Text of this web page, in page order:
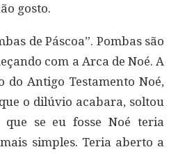
gosto.
de Páscoa”. Pombas são
com a Arca de Noé. A
do Antigo Testamento Noé,
o dilúvio acabara, soltou
que se eu fosse Noé teria
simples. Teria aberto a